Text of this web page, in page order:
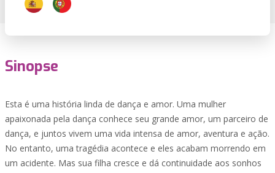
Sinopse
Esta é uma história linda de dança e amor. Uma mulher
apaixonada pela dança conhece seu grande amor, um parceiro de
dança, e juntos vivem uma vida intensa de amor, aventura e ação.
No entanto, uma tragédia acontece e eles acabam morrendo em
um acidente. Mas sua filha cresce e dá continuidade aos sonhos